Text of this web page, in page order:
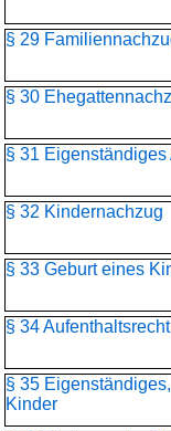
§ 29
§ 30
§ 31
§ 32 Kindernachzug
§ 33 Geburt eines
§ 34
§ 35
Kinder